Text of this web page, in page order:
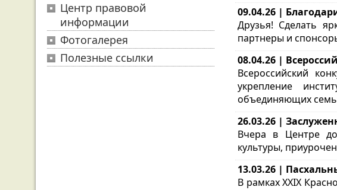
Центр правовой
информации
Фотогалерея
Полезные ссылки
09.04.26 |
Друзья! Сделать
партнеры и
08.04.26 |
Всероссийский
укрепление
объединяющих
26.03.26 |
Вчера в Центре
культуры,
13.03.26 |
В рамках XXIX